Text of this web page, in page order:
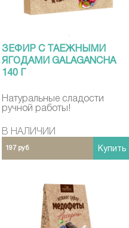
ЗЕФИР С ТАЁЖНЫМИ
ЯГОДАМИ GALAGANCHA
140 Г
Натуральные сладости
ручной работы!
В НАЛИЧИИ
197 руб Купить